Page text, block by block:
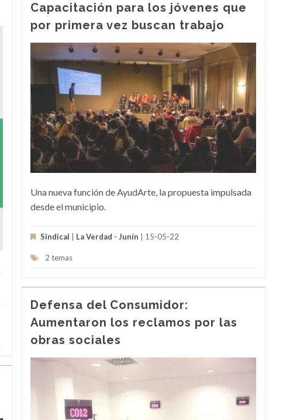
Capacitación para los jóvenes que
por primera vez buscan trabajo
Una nueva función de AyudArte, la propuesta impulsada
desde el municipio.
Sindical La Verdad - Junín | 15-05-22
2 temas
Defensa del Consumidor:
Aumentaron los reclamos por las
obras sociales